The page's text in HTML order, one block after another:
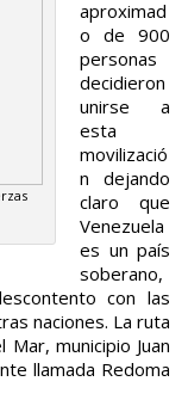
aproximad
o de 900
personas
decidieron
unirse a
esta
movilizació
n dejando
claro que
Venezuela
es un país
soberano,
con las
naciones. La ruta
municipio Juan
llamada Redoma